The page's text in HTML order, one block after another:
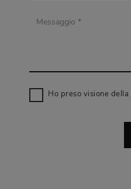
Ho preso visione della